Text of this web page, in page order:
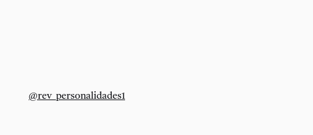
@rev_personalidades1